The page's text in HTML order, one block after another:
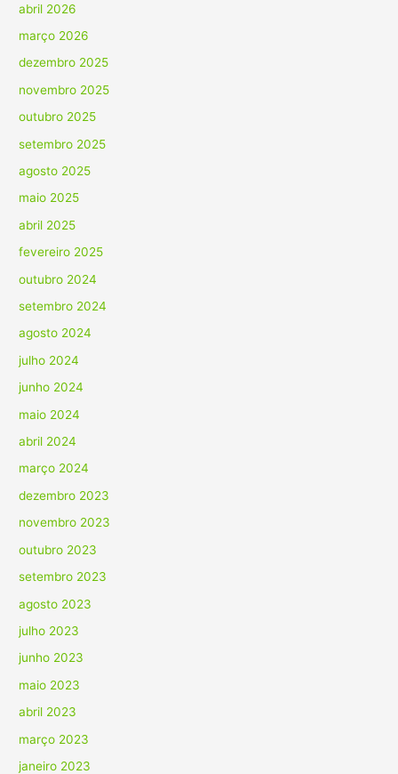
abril 2026
março 2026
dezembro 2025
novembro 2025
outubro 2025
setembro 2025
agosto 2025
maio 2025
abril 2025
fevereiro 2025
outubro 2024
setembro 2024
agosto 2024
julho 2024
junho 2024
maio 2024
abril 2024
março 2024
dezembro 2023
novembro 2023
outubro 2023
setembro 2023
agosto 2023
julho 2023
junho 2023
maio 2023
abril 2023
março 2023
janeiro 2023